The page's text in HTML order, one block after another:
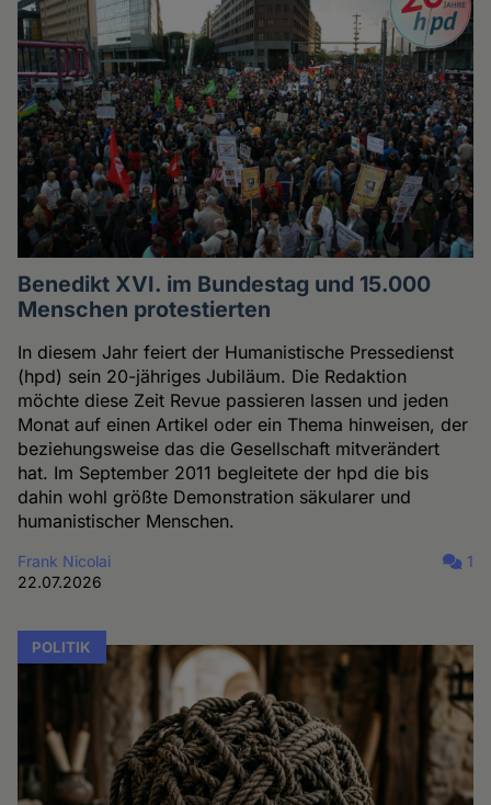
Benedikt XVI. im Bundestag und 15.000
Menschen protestierten
In diesem Jahr feiert der Humanistische Pressedienst
(hpd) sein 20-jähriges Jubiläum. Die Redaktion
möchte diese Zeit Revue passieren lassen und jeden
Monat auf einen Artikel oder ein Thema hinweisen, der
beziehungsweise das die Gesellschaft mitverändert
hat. Im September 2011 begleitete der hpd die bis
dahin wohl größte Demonstration säkularer und
humanistischer Menschen.
Frank Nicolai
22.07.2026
1
POLITIK